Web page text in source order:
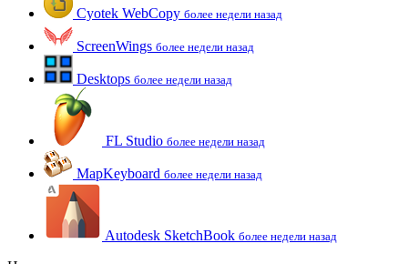
Cyotek WebCopy более недели назад
ScreenWings более недели назад
Desktops более недели назад
FL Studio более недели назад
MapKeyboard более недели назад
Autodesk SketchBook более недели назад